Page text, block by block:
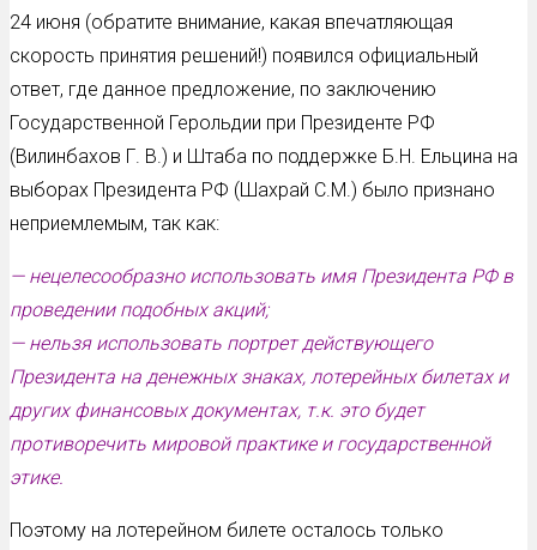
24 июня (обратите внимание, какая впечатляющая
скорость принятия решений!) появился официальный
ответ, где данное предложение, по заключению
Государственной Герольдии при Президенте РФ
(Вилинбахов Г. В.) и Штаба по поддержке Б.Н. Ельцина на
выборах Президента РФ (Шахрай С.М.) было признано
неприемлемым, так как:
— нецелесообразно использовать имя Президента РФ в
проведении подобных акций;
— нельзя использовать портрет действующего
Президента на денежных знаках, лотерейных билетах и
других финансовых документах, т.к. это будет
противоречить мировой практике и государственной
этике.
Поэтому на лотерейном билете осталось только